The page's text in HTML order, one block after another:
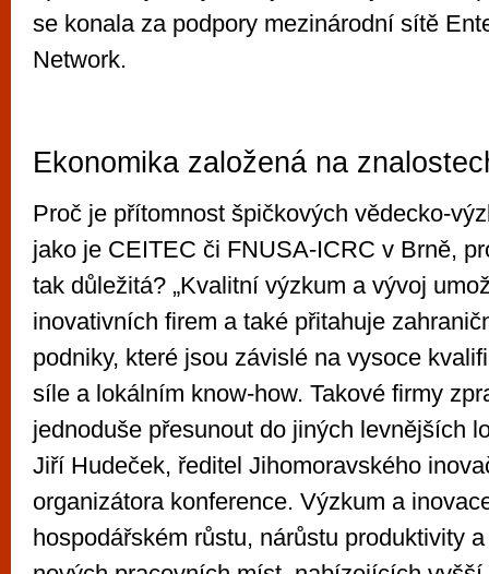
se konala za podpory mezinárodní sítě
Network.
Ekonomika založená na
Proč je přítomnost špičkových vědecko-
jako je CEITEC či FNUSA-ICRC v Brně,
tak důležitá? „Kvalitní výzkum a vývoj
inovativních firem a také přitahuje
podniky, které jsou závislé na vysoce
síle a lokálním know-how. Takové firmy
jednoduše přesunout do jiných levnějších
Jiří Hudeček, ředitel Jihomoravského
organizátora konference. Výzkum a
hospodářském růstu, nárůstu produktivity